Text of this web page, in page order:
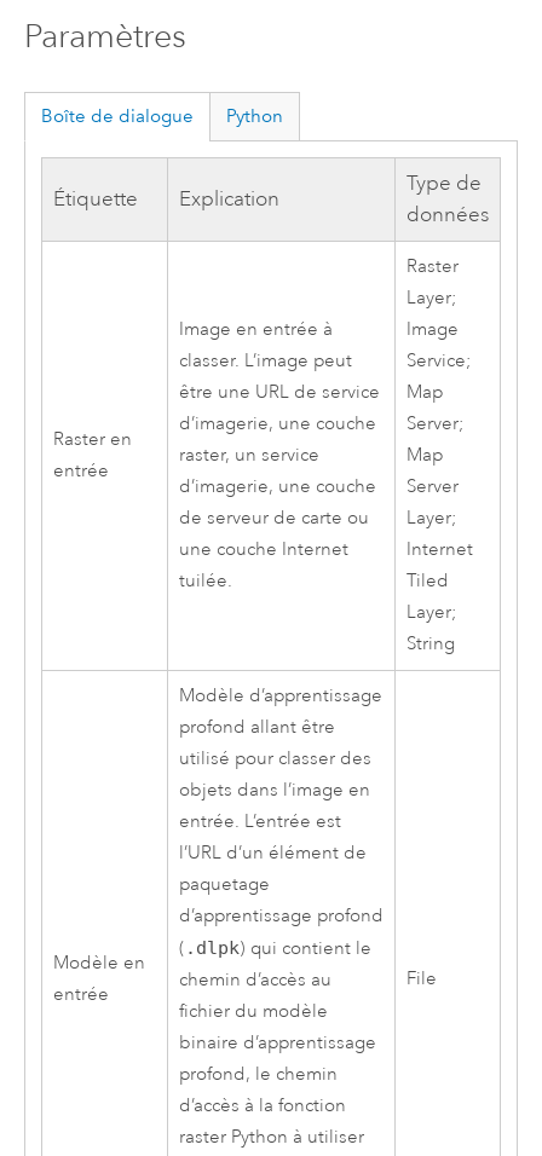
Paramètres
Boîte de dialogue Python
Étiquette Explication
Type de
données
Raster en
entrée
Image en entrée à
classer. L’image peut
être une URL de service
d’imagerie, une couche
raster, un service
d’imagerie, une couche
de serveur de carte ou
une couche Internet
tuilée.
Raster
Layer;
Image
Service;
Map
Server;
Map
Server
Layer;
Internet
Tiled
Layer;
String
Modèle en
entrée
Modèle d’apprentissage
profond allant être
utilisé pour classer des
objets dans l’image en
entrée. L’entrée est
l’URL d’un élément de
paquetage
d’apprentissage profond
( .dlpk) qui contient le
chemin d’accès au
fichier du modèle
binaire d’apprentissage
profond, le chemin
d’accès à la fonction
raster Python à utiliser
File